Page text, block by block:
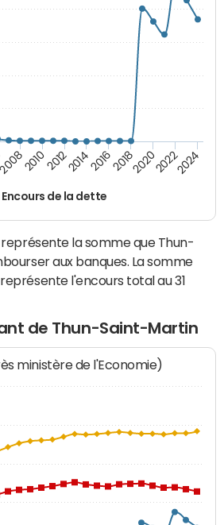
Encours de la dette
20102012201420162018202020222024
la somme que Thun-
aux banques. La somme
l'encours total au 31
de Thun-Saint-Martin
ministère de l'Economie)